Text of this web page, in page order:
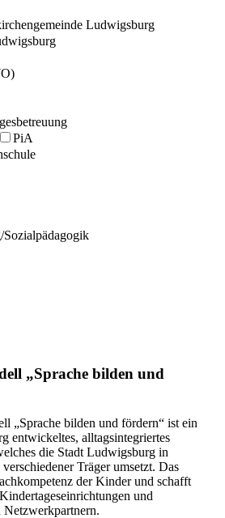
Ludwigsburg
PiA
„Sprache bilden und
„Sprache bilden und fördern“ ist ein
entwickeltes, alltagsintegriertes
die Stadt Ludwigsburg in
Träger umsetzt. Das
der Kinder und schafft
und